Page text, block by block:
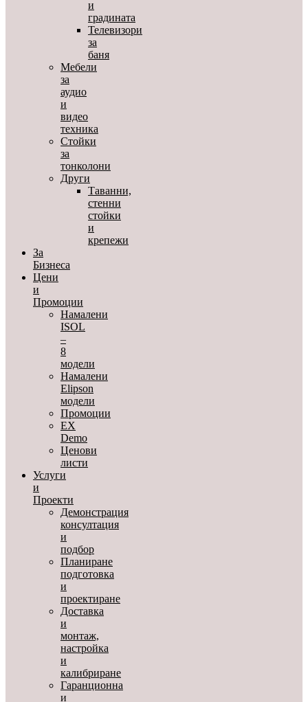
и
градината
Телевизори
за
баня
Мебели
за
аудио
и
видео
техника
Стойки
за
тонколони
Други
Таванни,
стенни
стойки
и
крепежи
За
Бизнеса
Цени
и
Промоции
Намалени
ISOL
–
8
модели
Намалени
Elipson
модели
Промоции
EX
Demo
Ценови
листи
Услуги
и
Проекти
Демонстрация
консултация
и
подбор
Планиране
подготовка
и
проектиране
Доставка
и
монтаж,
настройка
и
калибриране
Гаранционна
и